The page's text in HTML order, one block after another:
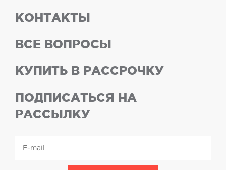
КОНТАКТЫ
ВСЕ ВОПРОСЫ
КУПИТЬ В РАССРОЧКУ
ПОДПИСАТЬСЯ НА
РАССЫЛКУ